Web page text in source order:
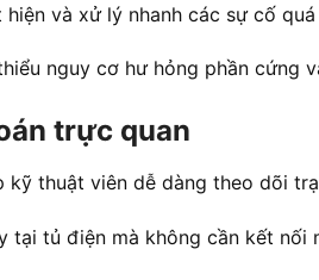
và xử lý nhanh các sự cố
nguy cơ hư hỏng phần cứng
trực quan
thuật viên dễ dàng theo dõi
tủ điện mà không cần kết nối